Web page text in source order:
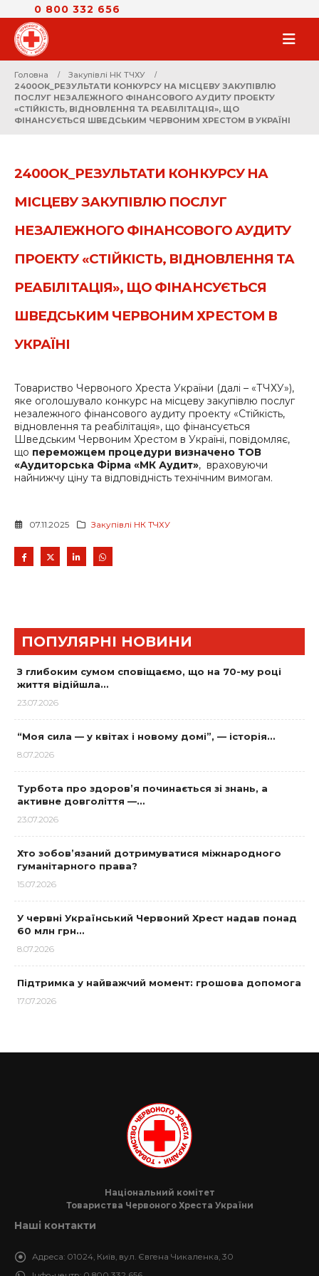
0 800 332 656
Головна
Закупівлі НК ТЧХУ
2400ОК_РЕЗУЛЬТАТИ КОНКУРСУ НА МІСЦЕВУ ЗАКУПІВЛЮ
ПОСЛУГ НЕЗАЛЕЖНОГО ФІНАНСОВОГО АУДИТУ ПРОЕКТУ
«СТІЙКІСТЬ, ВІДНОВЛЕННЯ ТА РЕАБІЛІТАЦІЯ», ЩО
ФІНАНСУЄТЬСЯ ШВЕДСЬКИМ ЧЕРВОНИМ ХРЕСТОМ В УКРАЇНІ
2400ОК_РЕЗУЛЬТАТИ КОНКУРСУ НА
МІСЦЕВУ ЗАКУПІВЛЮ ПОСЛУГ
НЕЗАЛЕЖНОГО ФІНАНСОВОГО АУДИТУ
ПРОЕКТУ «СТІЙКІСТЬ, ВІДНОВЛЕННЯ ТА
РЕАБІЛІТАЦІЯ», ЩО ФІНАНСУЄТЬСЯ
ШВЕДСЬКИМ ЧЕРВОНИМ ХРЕСТОМ В
УКРАЇНІ
Товариство Червоного Хреста України (далі – «ТЧХУ»),
яке оголошувало конкурс на місцеву закупівлю послуг
незалежного фінансового аудиту проекту «Стійкість,
відновлення та реабілітація», що фінансується
Шведським Червоним Хрестом в Україні, повідомляє,
що переможцем процедури визначено ТОВ
«Аудиторська Фірма «МК Аудит», враховуючи
найнижчу ціну та відповідність технічним вимогам.
07.11.2025 Закупівлі НК ТЧХУ
ПОПУЛЯРНІ НОВИНИ
З глибоким сумом сповіщаємо, що на 70-му році
життя відійшла…
23.07.2026
“Моя сила — у квітах і новому домі”, — історія…
8.07.2026
Турбота про здоров’я починається зі знань, а
активне довголіття —…
23.07.2026
Хто зобов’язаний дотримуватися міжнародного
гуманітарного права?
15.07.2026
У червні Український Червоний Хрест надав понад
60 млн грн…
8.07.2026
Підтримка у найважчий момент: грошова допомога
17.07.2026
Національний комітет
Товариства Червоного Хреста України
Наші контакти
Адреса: 01024, Київ, вул. Євгена Чикаленка, 30